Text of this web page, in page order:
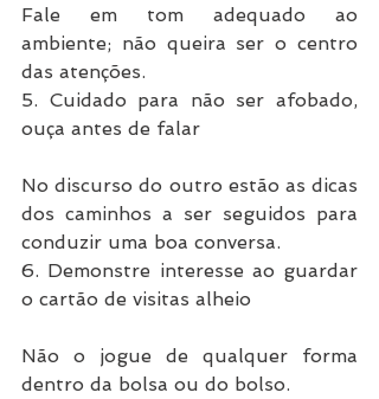
Fale em tom adequado ao
ambiente; não queira ser o centro
das atenções.
5. Cuidado para não ser afobado,
ouça antes de falar
No discurso do outro estão as dicas
dos caminhos a ser seguidos para
conduzir uma boa conversa.
6. Demonstre interesse ao guardar
o cartão de visitas alheio
Não o jogue de qualquer forma
dentro da bolsa ou do bolso.